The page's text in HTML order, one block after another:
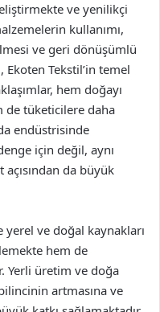
ve yenilikçi
kullanımı,
ve geri dönüşümlü
Ekoten Tekstil’in temel
hem doğayı
de tüketicilere daha
endüstrisinde
için değil, aynı
da büyük
ve doğal kaynakları
hem de
Yerli üretim ve doğa
artmasına ve